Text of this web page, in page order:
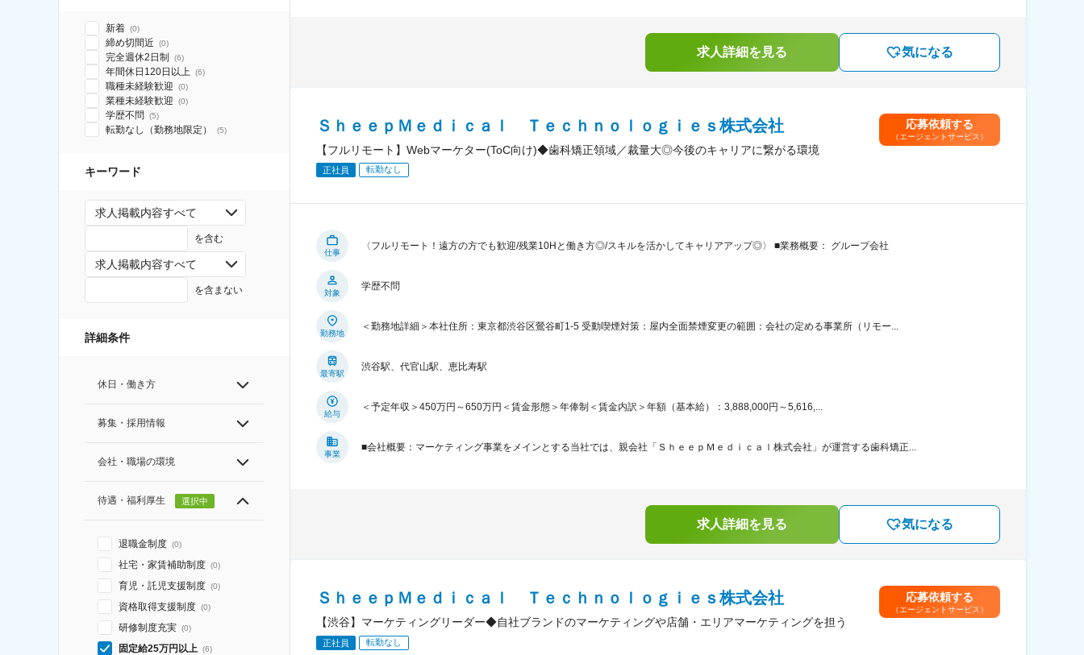
新着 (0)
締め切間近 (0)
完全週休2日制 (6)
年間休日120日以上 (6)
職種未経験歓迎 (0)
業種未経験歓迎 (0)
学歴不問 (5)
転勤なし（勤務地限定） (5)
キーワード
求人掲載内容すべて
を含む
求人掲載内容すべて
を含まない
詳細条件
休日・働き方
募集・採用情報
会社・職場の環境
待遇・福利厚生 選択中
退職金制度 (0)
社宅・家賃補助制度 (0)
育児・託児支援制度 (0)
資格取得支援制度 (0)
研修制度充実 (0)
固定給25万円以上 (6)
求人詳細を見る 気になる
ＳｈｅｅｐＭｅｄｉｃａｌ Ｔｅｃｈｎｏｌｏｇｉｅｓ株式会社
【フルリモート】Webマーケター(ToC向け)◆歯科矯正領域／裁量大◎今後のキャリアに繋がる環境
正社員 転勤なし
応募依頼する
（エージェントサービス）
仕事
〈フルリモート！遠方の方でも歓迎/残業10Hと働き方◎/スキルを活かしてキャリアアップ◎〉 ■業務概要： グループ会社
対象
学歴不問
勤務地
＜勤務地詳細＞本社住所：東京都渋谷区鶯谷町1-5 受動喫煙対策：屋内全面禁煙変更の範囲：会社の定める事業所（リモー...
最寄駅
渋谷駅、代官山駅、恵比寿駅
給与
＜予定年収＞450万円～650万円＜賃金形態＞年俸制＜賃金内訳＞年額（基本給）：3,888,000円～5,616,...
事業
■会社概要：マーケティング事業をメインとする当社では、親会社「ＳｈｅｅｐＭｅｄｉｃａｌ株式会社」が運営する歯科矯正...
求人詳細を見る 気になる
ＳｈｅｅｐＭｅｄｉｃａｌ Ｔｅｃｈｎｏｌｏｇｉｅｓ株式会社
【渋谷】マーケティングリーダー◆自社ブランドのマーケティングや店舗・エリアマーケティングを担う
正社員 転勤なし
応募依頼する
（エージェントサービス）